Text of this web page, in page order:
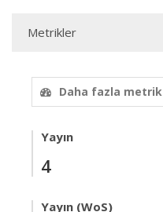
Metrikler
Daha fazla metrik
Yayın
4
Yayın (WoS)